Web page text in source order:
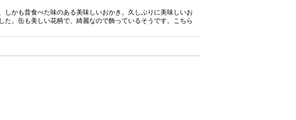
しかも昔食べた味のある美味しいおかき。久しぶりに美味しいお
た。缶も美しい花柄で、綺麗なので飾っているそうです。こちら